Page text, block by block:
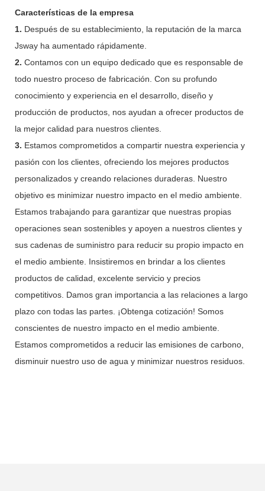
Características de la empresa
1. Después de su establecimiento, la reputación de la marca
Jsway ha aumentado rápidamente.
2. Contamos con un equipo dedicado que es responsable de
todo nuestro proceso de fabricación. Con su profundo
conocimiento y experiencia en el desarrollo, diseño y
producción de productos, nos ayudan a ofrecer productos de
la mejor calidad para nuestros clientes.
3. Estamos comprometidos a compartir nuestra experiencia y
pasión con los clientes, ofreciendo los mejores productos
personalizados y creando relaciones duraderas. Nuestro
objetivo es minimizar nuestro impacto en el medio ambiente.
Estamos trabajando para garantizar que nuestras propias
operaciones sean sostenibles y apoyen a nuestros clientes y
sus cadenas de suministro para reducir su propio impacto en
el medio ambiente. Insistiremos en brindar a los clientes
productos de calidad, excelente servicio y precios
competitivos. Damos gran importancia a las relaciones a largo
plazo con todas las partes. ¡Obtenga cotización! Somos
conscientes de nuestro impacto en el medio ambiente.
Estamos comprometidos a reducir las emisiones de carbono,
disminuir nuestro uso de agua y minimizar nuestros residuos.